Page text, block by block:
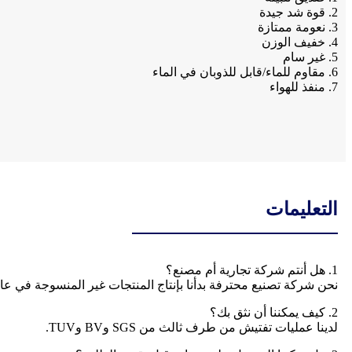
2. قوة شد جيدة
3. نعومة ممتازة
4. خفيف الوزن
5. غير سام
6. مقاوم للماء/قابل للذوبان في الماء
7. منفذ للهواء
التعليمات
1. هل أنتم شركة تجارية أم مصنع؟
نحن شركة تصنيع محترفة بدأنا بإنتاج المنتجات غير المنسوجة في عام 2003. لدينا شهادة ترخيص استيراد
2. كيف يمكننا أن نثق بك؟
لدينا عمليات تفتيش من طرف ثالث من SGS وBV وTUV.